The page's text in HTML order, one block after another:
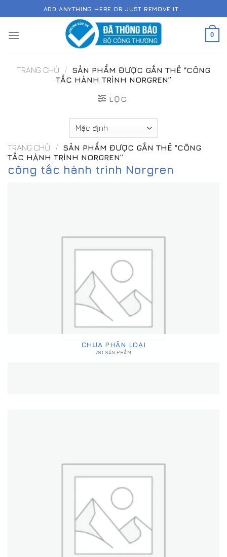
to
content
ADD ANYTHING HERE OR JUST REMOVE IT...
0
TRANG CHỦ /
SẢN PHẨM ĐƯỢC GẮN THẺ “CÔNG
TẮC HÀNH TRÌNH NORGREN”
LỌC
TRANG CHỦ /
SẢN PHẨM ĐƯỢC GẮN THẺ “CÔNG
TẮC HÀNH TRÌNH NORGREN”
công tắc hành trình Norgren
CHƯA PHÂN LOẠI
781 SẢN PHẨM